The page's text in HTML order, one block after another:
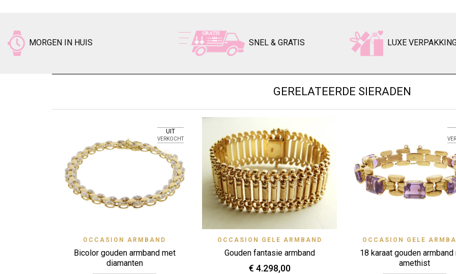
MORGEN IN HUIS SNEL & GRATIS LUXE
GERELATEERDE SIERADEN
UIT
VERKOCHT
Zet op verlanglijstje Quick View
OCCASION ARMBAND
Bicolor gouden armband met
diamanten
Zet op verlanglijstje Quick View
OCCASION GELE ARMBAND
Gouden fantasie armband
€ 4.298,00
Zet op verlanglijstje Quick
OCCASION GELE
18 karaat gouden armband
amethist